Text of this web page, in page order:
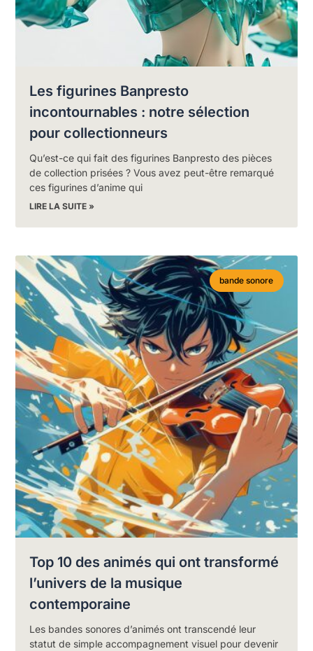
Les figurines Banpresto
incontournables : notre sélection
pour collectionneurs
Qu’est-ce qui fait des figurines Banpresto des pièces
de collection prisées ? Vous avez peut-être remarqué
ces figurines d’anime qui
LIRE LA SUITE »
bande sonore
Top 10 des animés qui ont transformé
l’univers de la musique
contemporaine
Les bandes sonores d’animés ont transcendé leur
statut de simple accompagnement visuel pour devenir